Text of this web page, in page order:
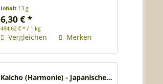
Länge der Räucherstäbchen 13
cm Brenndauer je
Räucherstäbchen ca. 25 Minuten
Rose,...
Inhalt 13 g
6,30 € *
484,62 € * / 1 kg
Vergleichen Merken
Kaicho (Harmonie) - Japanische...